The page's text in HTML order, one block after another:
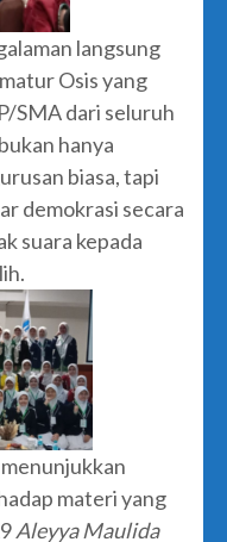
langsung
Osis yang
SMA dari seluruh
hanya
biasa, tapi
demokrasi secara
suara kepada
materi yang
Aleyya Maulida